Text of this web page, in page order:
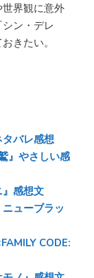
界観に意外
ン・デレ
きたい。
タバレ感想
』やさしい感
感想文
ューブラッ
CODE: